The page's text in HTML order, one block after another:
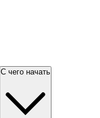
С чего начать